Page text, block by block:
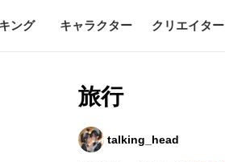
ング キャラクター クリエイター
旅行
talking_head